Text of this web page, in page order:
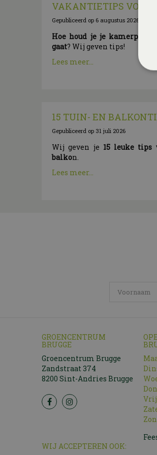
VAKANTIETIPS VOOR
Gepubliceerd op 6 augustus 2026
Hoe houd je je
gaat? Wij geven tips!
Lees meer...
15 TUIN- EN
Gepubliceerd op 31 juli 2026
Wij geven je 15 leuke
balkon.
Lees meer...
GROENCENTRUM
BRUGGE
Groencentrum Brugge
Zandstraat 374
8200 Sint-Andries Brugge
WIJ ACCEPTEREN OOK: